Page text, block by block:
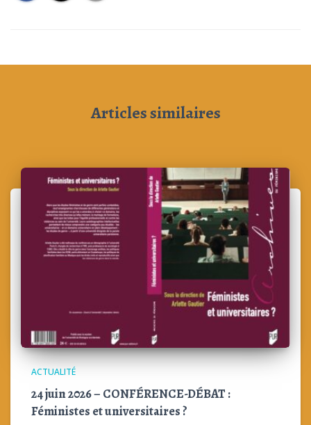
Articles similaires
ACTUALITÉ
24 juin 2026 – CONFÉRENCE-DÉBAT :
Féministes et universitaires ?